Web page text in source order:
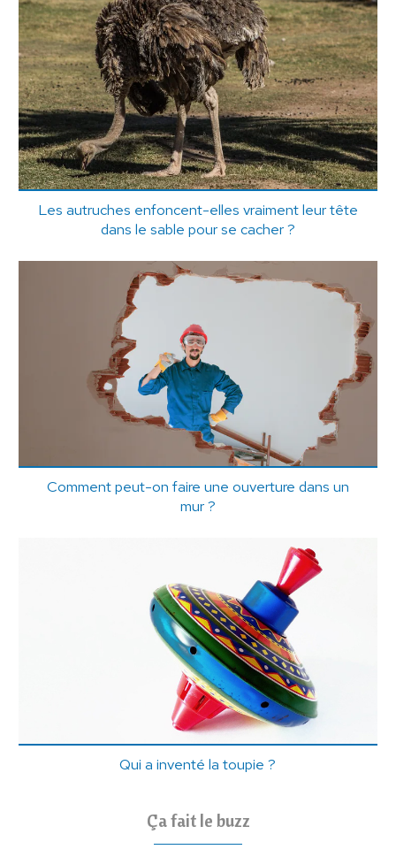
Les autruches enfoncent-elles vraiment leur tête
dans le sable pour se cacher ?
Comment peut-on faire une ouverture dans un
mur ?
Qui a inventé la toupie ?
Ça fait le buzz